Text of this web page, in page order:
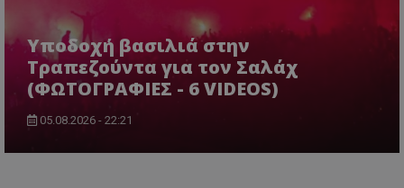
Υποδοχή βασιλιά στην
Τραπεζούντα για τον Σαλάχ
(ΦΩΤΟΓΡΑΦΙΕΣ - 6 VIDEOS)
05.08.2026 - 22:21